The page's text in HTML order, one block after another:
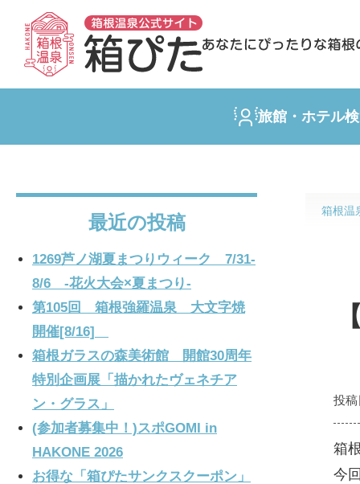
旅館・ホテル
箱根温
投稿
箱
今
最近の投稿
1269芦ノ湖夏まつりウィーク 7/31-
8/6 -花火大会×夏まつり-
第105回 箱根強羅温泉 大文字焼
開催[8/16]
箱根ガラスの森美術館 開館30周年
特別企画展「描かれたヴェネチア
ン・グラス」
(参加者募集中！)スポGOMI in
HAKONE 2026
お得な「箱ぴたサンクスクーポン」